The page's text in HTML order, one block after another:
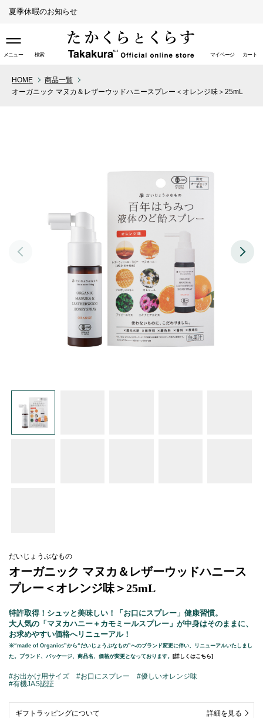
夏季休暇のお知らせ
メニュー 検索 マイページ カート
HOME
商品一覧
オーガニック マヌカ＆レザーウッドハニースプレー＜オレンジ味＞25mL
だいじょうぶなもの
オーガニック マヌカ＆レザーウッドハニース
プレー＜オレンジ味＞25mL
特許取得！シュッと美味しい！「お口にスプレー」健康習慣。
大人気の「マヌカハニー＋カモミールスプレー」が中身はそのままに、
お求めやすい価格へリニューアル！
※“made of Organics”から“だいじょうぶなもの”へのブランド変更に伴い、リニューアルいたしまし
た。ブランド、パッケージ、商品名、価格が変更となっております。 [詳しくはこちら]
#お出かけ用サイズ #お口にスプレー
#優しいオレンジ味
#有機JAS認証
ギフトラッピングについて 詳細を見る